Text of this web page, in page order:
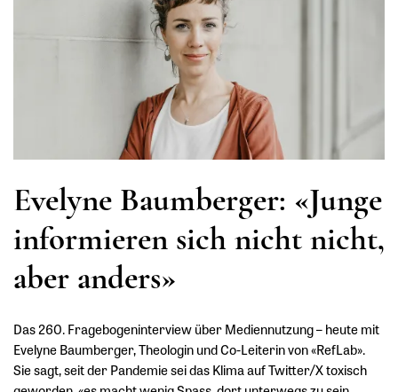
Evelyne Baumberger: «Junge
informieren sich nicht nicht,
aber anders»
Das 260. Fragebogeninterview über Mediennutzung – heute mit
Evelyne Baumberger, Theologin und Co-Leiterin von «RefLab».
Sie sagt, seit der Pandemie sei das Klima auf Twitter/X toxisch